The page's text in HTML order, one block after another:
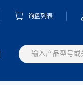
询盘列表